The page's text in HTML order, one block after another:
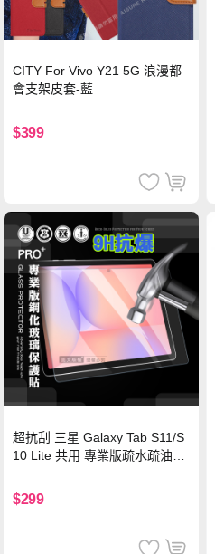
CITY For Vivo Y21 5G 浪漫都
會支架皮套-藍
$399
超抗刮 三星 Galaxy Tab S11/S
10 Lite 共用 專業版疏水疏油9H
$299